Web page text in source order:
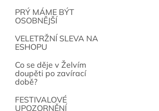
PRÝ MÁME BÝT
OSOBNĚJŠÍ
VELETRŽNÍ SLEVA NA
ESHOPU
Co se děje v Želvím
doupěti po zavírací
době?
FESTIVALOVÉ
UPOZORNĚNÍ